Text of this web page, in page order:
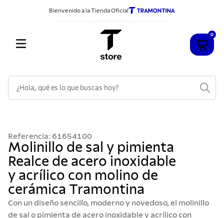
Bienvenido a la Tienda Oficial
0
Referencia: 61654100
Molinillo de sal y pimienta
Realce de acero inoxidable
y acrílico con molino de
cerámica Tramontina
Con un diseño sencillo, moderno y novedoso, el molinillo
de sal o pimienta de acero inoxidable y acrílico con
2 .
sarten
3.
cubiertos
4.
ollas
5.
acero inoxidable
6.
grano